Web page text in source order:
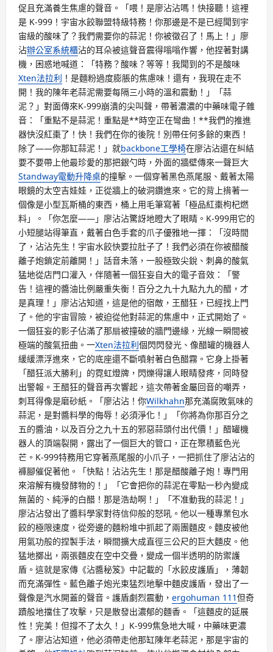
促且充滿養生焦慮的聲音。「喂！是廖沾沾嗎！快接聽！這裡
是 K-999！宇宙水餃聯盟特級特務！你那邊是不是已經聞到宇
宙級的酸味了？我們需要你的蒜泥！你被徵召了！馬上！」廖
沾辦公室系統櫃沾的耳朵被這聲音震得嗡嗡作響，他捏著對講
機，困惑地喊道：「特務？酸味？等等！我聞到的不是酸味
Xten法拉利 ！是麵粉過度膨脹的焦慮味！還有，我現在走不
開！我的陳年老蒜泥需要每隔三小時的溫和震動！」「蒜
泥？」對面傳來K-999崩潰的尖叫聲，帶著濃濃的中藥味電子雜
音：「重點不是蒜泥！重點是**時空正在彎曲！**我們的推進
器快沒紅棗了！快！我們在你的後院！別帶任何多餘的東西！
除了——你那缸蒜泥！」就backbone工學椅在廖沾沾還在糾結
要不要帶上他最珍愛的那把銀勺時，外面的牆壁傳來一聲巨大
Standway電動升降桌的撞擊。一個穿著黑色燕尾服、戴著太陽
眼鏡的太空吉娃娃，正從牆上的破洞鑽進來。它的背上揹著一
個像是小型瓦斯桶的東西，桶上用毛筆寫著「極品紅棗枸杞燃
料」。「你怎麼——」廖沾沾驚訝地瞪大了眼睛。K-999用它的
小短腿站得筆直，戴著白色手套的爪子優雅地一揮：「沒時間
了，沾沾先生！宇宙水餃快要拉肚子了！我們必須在你被醋酸
離子炮鎖定前離開！」話音未落，一股極致尖銳、刺鼻的酸氣
猛地從店門口灌入，伴隨著一個狂妄自大的電子音效：「警
告！這裡的醬油比例嚴重失衡！百分之九十九點九九的醋，才
是真理！」廖沾沾知道，這是他的宿敵，王醋狂，已經找上門
了。他的宇宙冒險，被迫從他對蒜泥的焦慮中，正式開始了。
一個狂妄的影子佔滿了那扇被撞破的牆門邊緣，光線一瞬間被
極端的酸氣扭曲。一Xten法拉利個閃閃發光、像醋罐的機器人
緩緩漂浮進來，它的底座還不斷噴射著白色醋霧。它身上掛著
「醋狂派大勝利」的霓虹燈牌，閃爍得讓人眼睛發疼，同時發
出警報。王醋狂的聲音再次響起，這次帶著金屬回音的嘲弄，
刺耳得像是磨砂紙。「廖沾沾！你Wilkhahn那充滿腐敗氣味的
蒜泥，是對醬料學的侮辱！必須淨化！」「你將為你那百分之
五的醬油，以及百分之九十五的邪惡蒜頭付出代價！」醋罐機
器人的頂端裂開，露出了一個巨大的管口，正在聚積藍色光
芒。K-999特務用它穿著燕尾服的小爪子，一把抓住了廖沾沾的
褲腳催促著他。「快點！沾沾先生！那是醋酸離子炮！專門用
來溶解有機發酵物的！」「它會把你的蒜泥在零點一秒內變成
無菌的、純淨的白醋！那是浩劫啊！」「不准動我的蒜泥！」
廖沾沾發出了醬料學家對待信仰般的怒吼。他以一種專業包水
餃的極限速度，從旁邊的麵粉堆中抓起了兩團麵皮。麵皮被他
用氣功般的捏製手法，瞬間擴大成直徑三公尺的巨大麵皮。他
猛地擲出，兩張麵皮在空中交疊，變成一個半透明的防禦護
盾。這就是家傳《沾醬秘笈》中記載的「水餃皮護盾」，薄韌
而充滿彈性。藍色離子炮光束猛烈地擊中麵皮護盾，發出了一
聲像是汽水開蓋的聲音。護盾劇烈震動， ergohuman 111但奇
蹟般地擋住了攻擊，只是散發出濃郁的麵香。「這麵皮的延展
性！完美！但撐不了太久！」K-999焦急地大喊，中藥味更濃
了。廖沾沾知道，他必須帶走他那缸陳年老蒜泥，那是宇宙的